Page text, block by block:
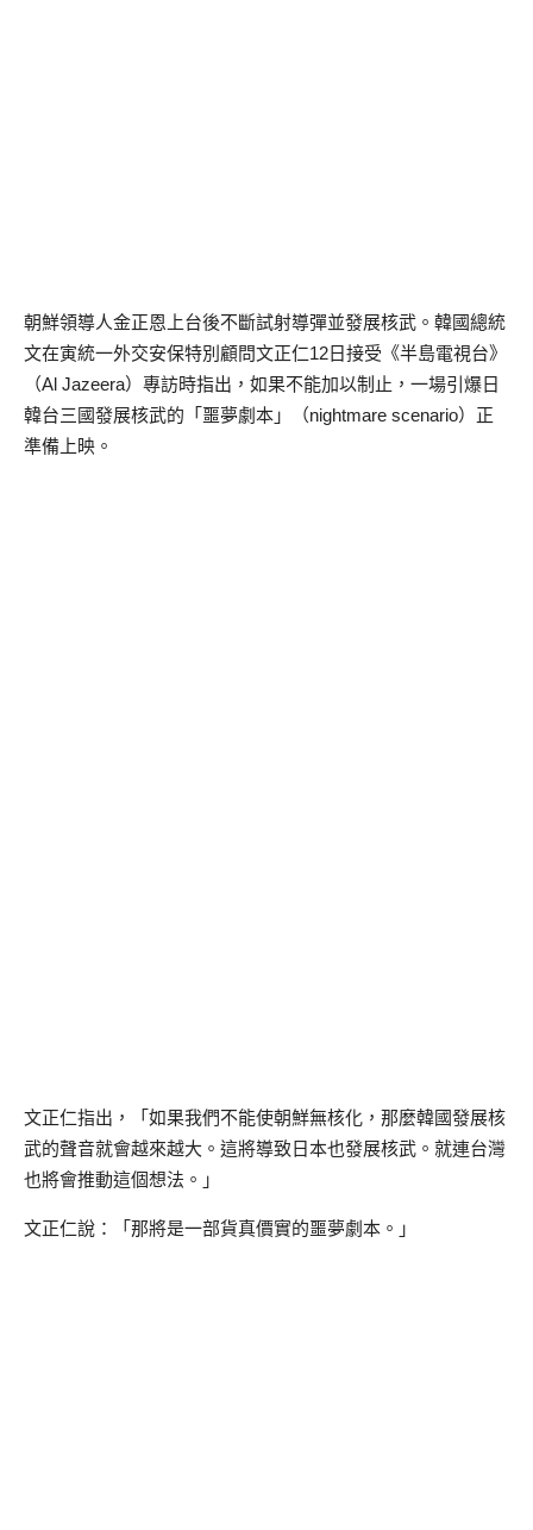
朝鮮領導人金正恩上台後不斷試射導彈並發展核武。韓國總統
文在寅統一外交安保特別顧問文正仁12日接受《半島電視台》
（Al Jazeera）專訪時指出，如果不能加以制止，一場引爆日
韓台三國發展核武的「噩夢劇本」（nightmare scenario）正
準備上映。
文正仁指出，「如果我們不能使朝鮮無核化，那麼韓國發展核
武的聲音就會越來越大。這將導致日本也發展核武。就連台灣
也將會推動這個想法。」
文正仁說：「那將是一部貨真價實的噩夢劇本。」